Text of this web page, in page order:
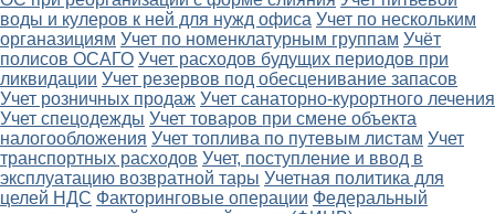
воды и кулеров к ней для нужд офиса Учет по нескольким
органазициям Учет по номенклатурным группам Учёт
полисов ОСАГО Учет расходов будущих периодов при
ликвидации Учет резервов под обесценивание запасов
Учет розничных продаж Учет санаторно-курортного лечения
Учет спецодежды Учет товаров при смене объекта
налогообложения Учет топлива по путевым листам Учет
транспортных расходов Учет, поступление и ввод в
эксплуатацию возвратной тары Учетная политика для
целей НДС Факторинговые операции Федеральный